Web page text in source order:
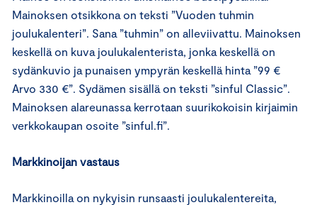
Mainoksen otsikkona on teksti ”Vuoden tuhmin
joulukalenteri”. Sana ”tuhmin” on alleviivattu. Mainoksen
keskellä on kuva joulukalenterista, jonka keskellä on
sydänkuvio ja punaisen ympyrän keskellä hinta ”99 €
Arvo 330 €”. Sydämen sisällä on teksti ”sinful Classic”.
Mainoksen alareunassa kerrotaan suurikokoisin kirjaimin
verkkokaupan osoite ”sinful.fi”.
Markkinoijan vastaus
Markkinoilla on nykyisin runsaasti joulukalentereita,